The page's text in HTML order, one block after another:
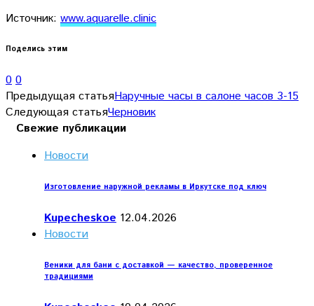
Источник: www.aquarelle.clinic
Поделись этим
0 0
Предыдущая статьяНаручные часы в салоне часов 3-15
Следующая статьяЧерновик
Свежие публикации
Новости
Изготовление наружной рекламы в Иркутске под ключ
Kupecheskoe 12.04.2026
Новости
Веники для бани с доставкой — качество, проверенное
традициями